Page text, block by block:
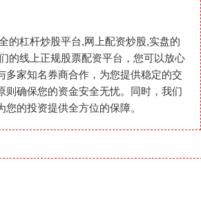
的杠杆炒股平台,网上配资炒股,实盘的
的线上正规股票配资平台，您可以放心
多家知名券商合作，为您提供稳定的交
则确保您的资金安全无忧。同时，我们
的投资提供全方位的保障。